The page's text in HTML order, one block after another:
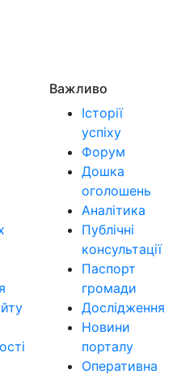
Важливо
Історії
успіху
Форум
Дошка
оголошень
Аналітика
Публічні
консультації
Паспорт
громади
Дослідження
Новини
порталу
Оперативна